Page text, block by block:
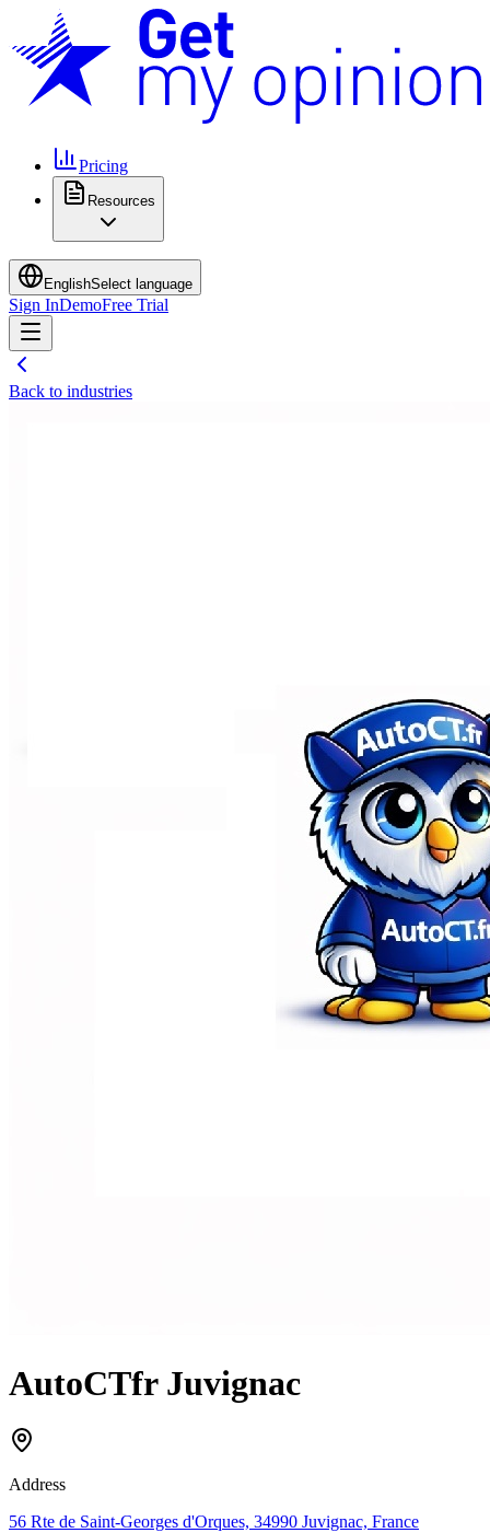
Pricing
Resources
EnglishSelect language
Sign InDemoFree Trial
Back to industries
AutoCTfr Juvignac
Address
56 Rte de Saint-Georges d'Orques, 34990 Juvignac, France